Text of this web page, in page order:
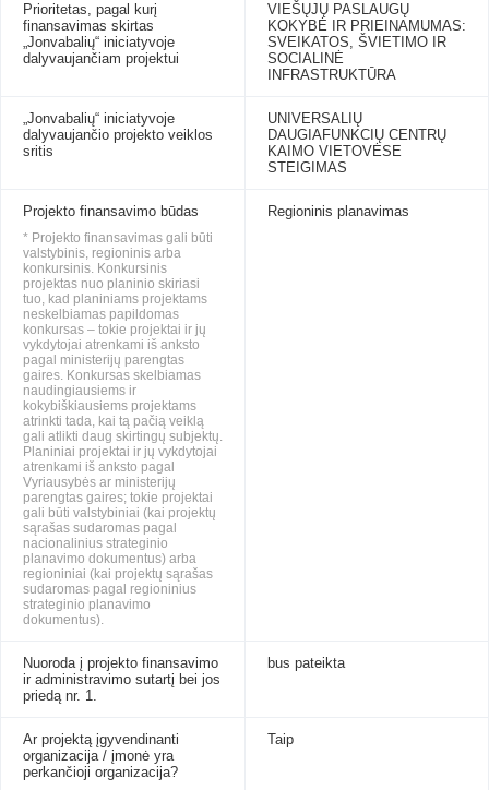
Prioritetas, pagal kurį
finansavimas skirtas
„Jonvabalių“ iniciatyvoje
dalyvaujančiam projektui
VIEŠŲJŲ PASLAUGŲ
KOKYBĖ IR PRIEINAMUMAS:
SVEIKATOS, ŠVIETIMO IR
SOCIALINĖ
INFRASTRUKTŪRA
„Jonvabalių“ iniciatyvoje
dalyvaujančio projekto veiklos
sritis
UNIVERSALIŲ
DAUGIAFUNKCIŲ CENTRŲ
KAIMO VIETOVĖSE
STEIGIMAS
Projekto finansavimo būdas
* Projekto finansavimas gali būti
valstybinis, regioninis arba
konkursinis. Konkursinis
projektas nuo planinio skiriasi
tuo, kad planiniams projektams
neskelbiamas papildomas
konkursas – tokie projektai ir jų
vykdytojai atrenkami iš anksto
pagal ministerijų parengtas
gaires. Konkursas skelbiamas
naudingiausiems ir
kokybiškiausiems projektams
atrinkti tada, kai tą pačią veiklą
gali atlikti daug skirtingų subjektų.
Planiniai projektai ir jų vykdytojai
atrenkami iš anksto pagal
Vyriausybės ar ministerijų
parengtas gaires; tokie projektai
gali būti valstybiniai (kai projektų
sąrašas sudaromas pagal
nacionalinius strateginio
planavimo dokumentus) arba
regioniniai (kai projektų sąrašas
sudaromas pagal regioninius
strateginio planavimo
dokumentus).
Regioninis planavimas
Nuoroda į projekto finansavimo
ir administravimo sutartį bei jos
priedą nr. 1.
bus pateikta
Ar projektą įgyvendinanti
organizacija / įmonė yra
perkančioji organizacija?
Taip